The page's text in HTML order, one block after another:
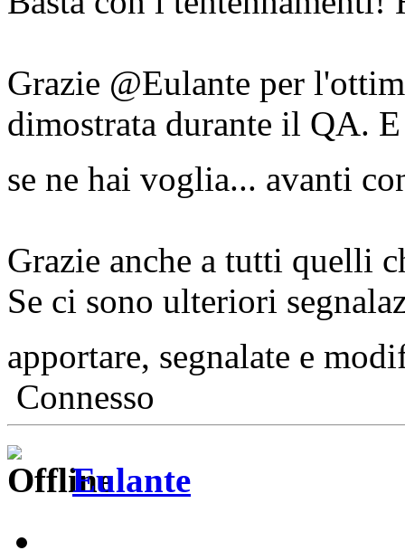
Grazie @Eulante per
dimostrata durante il QA.
se ne hai voglia... avanti
Grazie anche a tutti quelli
Se ci sono ulteriori
apportare, segnalate e
Connesso
Eulante